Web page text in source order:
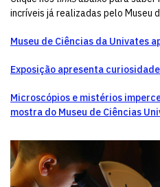
incríveis já realizadas pelo Museu
Museu de Ciências da Univates
Exposição apresenta
Microscópios e mistérios
mostra do Museu de Ciências